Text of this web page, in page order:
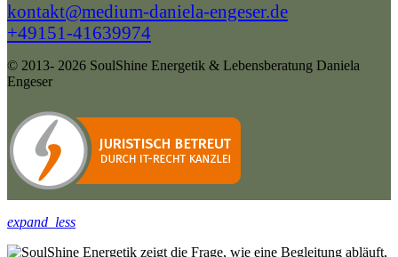
kontakt@medium-daniela-engeser.de
+49151-41639974
© 2013- 2026 SoulShine Energetik & Lebensberatung Daniela
Engeser
expand_less